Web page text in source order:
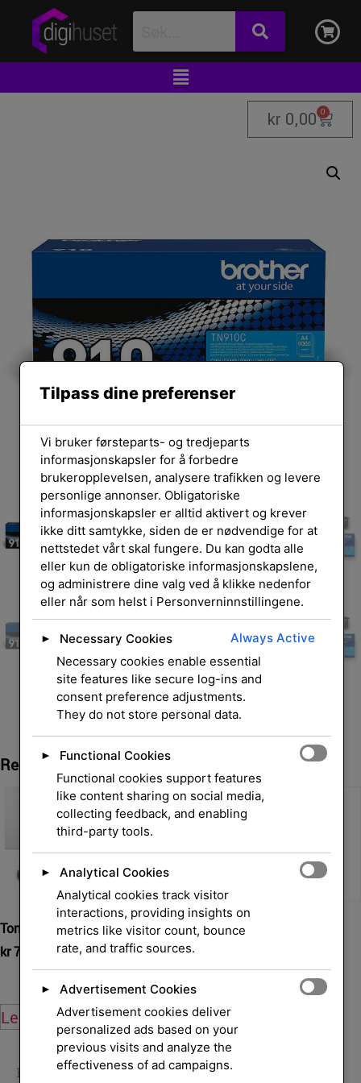
kr 0,00 0
Relaterte Produkter
Toner kit Cyan for OKI,
kr744,00 eksl. mva.
Legg i handlekurv
SVC Cartridge PageWide
981A
kr1 075,00 eksl. mva.
Legg i handlekurv
Hjem /Skrivere og
Tilpass dine preferenser
Vi bruker førsteparts- og tredjeparts
informasjonskapsler for å forbedre
brukeropplevelsen, analysere trafikken og levere
personlige annonser. Obligatoriske
informasjonskapsler er alltid aktivert og krever
ikke ditt samtykke, siden de er nødvendige for at
nettstedet vårt skal fungere. Du kan godta alle
eller kun de obligatoriske informasjonskapslene,
og administrere dine valg ved å klikke nedenfor
eller når som helst i Personverninnstillingene.
► Necessary Cookies
Always Active
Necessary cookies enable essential
site features like secure log-ins and
consent preference adjustments.
They do not store personal data.
►
Functional Cookies
Functional cookies support features
like content sharing on social media,
collecting feedback, and enabling
third-party tools.
►
Analytical Cookies
Analytical cookies track visitor
interactions, providing insights on
metrics like visitor count, bounce
rate, and traffic sources.
►
Advertisement Cookies
Advertisement cookies deliver
personalized ads based on your
previous visits and analyze the
effectiveness of ad campaigns.